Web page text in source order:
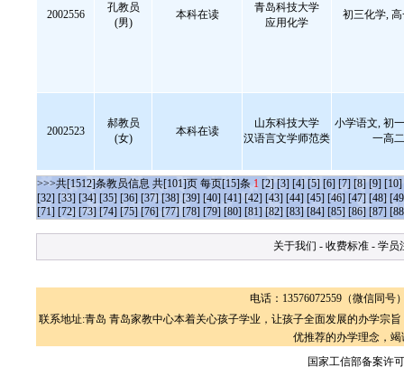
2002556
孔教员
(男)
本科在读
青岛科技大学
应用化学
初三化学,
2002523
郝教员
(女)
本科在读
山东科技大学
汉语言文学师范类
小学语文, 初
一高
>>>共[1512]条教员信息 共[101]页 每页[15]条 1 [2] [3] [4] [5] [6] [7] [8] [9] [10]
[32] [33] [34] [35] [36] [37] [38] [39] [40] [41] [42] [43] [44] [45] [46] [47] [48]
[71] [72] [73] [74] [75] [76] [77] [78] [79] [80] [81] [82] [83] [84] [85] [86] [87]
关于我们 - 收费标准 - 学员
电话：13576072559（微信同号
联系地址:青岛 青岛家教中心本着关心孩子学业，让孩子全面发展的办学宗
优推荐的办学理念，
国家工信部备案许